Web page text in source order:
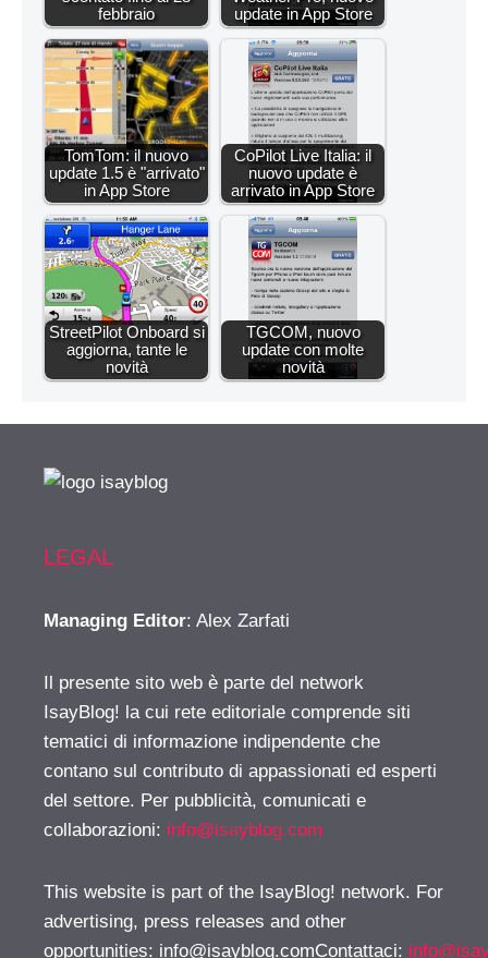
febbraio
update in App Store
TomTom: il nuovo
update 1.5 è "arrivato"
in App Store
CoPilot Live Italia: il
nuovo update è
arrivato in App Store
StreetPilot Onboard si
aggiorna, tante le
novità
TGCOM, nuovo
update con molte
novità
LEGAL
Managing Editor: Alex Zarfati
Il presente sito web è parte del network
IsayBlog! la cui rete editoriale comprende siti
tematici di informazione indipendente che
contano sul contributo di appassionati ed esperti
del settore. Per pubblicità, comunicati e
collaborazioni: info@isayblog.com
This website is part of the IsayBlog! network. For
advertising, press releases and other
opportunities: info@isayblog.comContattaci: